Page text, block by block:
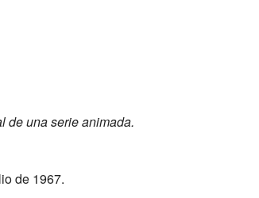
de una serie animada.
de 1967.